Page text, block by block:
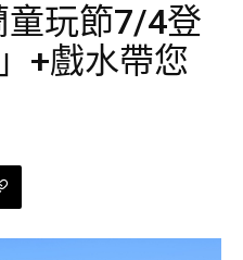
玩節7/4登
+戲水帶您